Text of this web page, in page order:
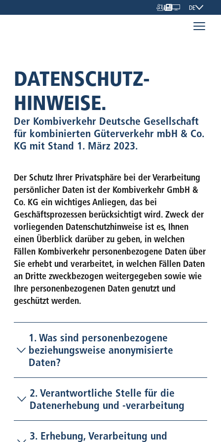
DE
DATENSCHUTZ­
HINWEISE.
Der Kombiverkehr Deutsche Gesellschaft
für kombinierten Güterverkehr mbH & Co.
KG mit Stand 1. März 2023.
Der Schutz Ihrer Privatsphäre bei der Verarbeitung
persönlicher Daten ist der Kombiverkehr GmbH &
Co. KG ein wichtiges Anliegen, das bei
Geschäftsprozessen berücksichtigt wird. Zweck der
vorliegenden Datenschutzhinweise ist es, Ihnen
einen Überblick darüber zu geben, in welchen
Fällen Kombiverkehr personenbezogene Daten über
Sie erhebt und verarbeitet, in welchen Fällen Daten
an Dritte zweckbezogen weitergegeben sowie wie
Ihre personenbezogenen Daten genutzt und
geschützt werden.
1. Was sind personenbezogene
beziehungsweise anonymisierte
Daten?
2. Verantwortliche Stelle für die
Datenerhebung und -verarbeitung
3. Erhebung, Verarbeitung und